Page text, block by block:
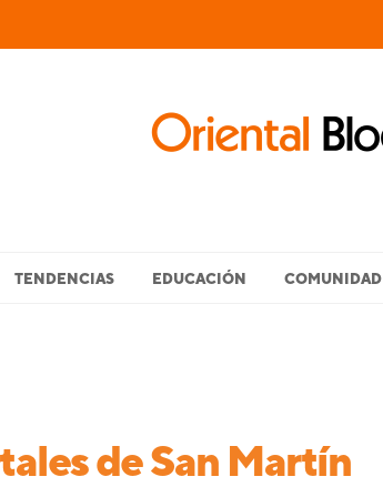
TENDENCIAS EDUCACIÓN COMUNIDAD
de San Martín